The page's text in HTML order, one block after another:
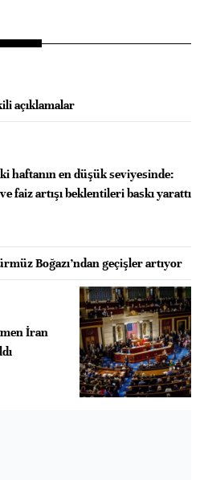
açıklamalar
haftanın en düşük seviyesinde:
faiz artışı beklentileri baskı yarattı
Boğazı’ndan geçişler artıyor
İran